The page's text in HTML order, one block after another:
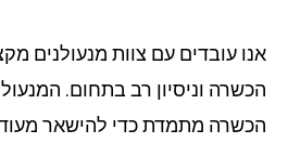
עובדים עם צוות מנעולנים
וניסיון רב בתחום. המנעולנים
מתמדת כדי להישאר